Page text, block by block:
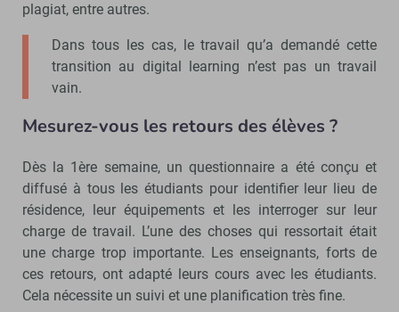
plagiat, entre autres.
Dans tous les cas, le travail qu’a demandé cette
transition au digital learning n’est pas un travail
vain.
Mesurez-vous les retours des élèves ?
Dès la 1ère semaine, un questionnaire a été conçu et
diffusé à tous les étudiants pour identifier leur lieu de
résidence, leur équipements et les interroger sur leur
charge de travail. L’une des choses qui ressortait était
une charge trop importante. Les enseignants, forts de
ces retours, ont adapté leurs cours avec les étudiants.
Cela nécessite un suivi et une planification très fine.